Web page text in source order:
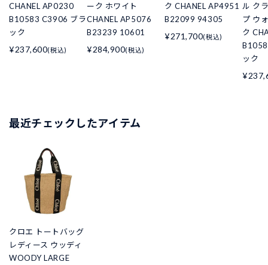
CHANEL AP0230
B10583 C3906 ブラ
ック
¥237,600(税込)
ーク ホワイト
CHANEL AP5076
B23239 10601
¥284,900(税込)
ク CHANEL AP4951
B22099 94305
¥271,700(税込)
ル ク
プ ウ
ク
ック
最近チェックしたアイテム
クロエ トートバッグ
レディース ウッディ
WOODY LARGE